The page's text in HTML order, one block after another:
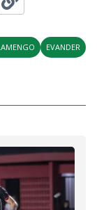
EVANDER